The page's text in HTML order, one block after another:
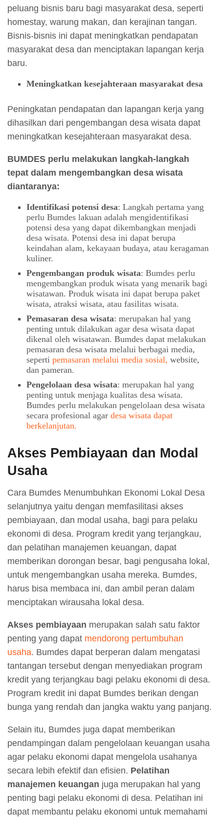
peluang bisnis baru bagi masyarakat desa, seperti
homestay, warung makan, dan kerajinan tangan.
Bisnis-bisnis ini dapat meningkatkan pendapatan
masyarakat desa dan menciptakan lapangan kerja
baru.
Meningkatkan kesejahteraan masyarakat desa
Peningkatan pendapatan dan lapangan kerja yang
dihasilkan dari pengembangan desa wisata dapat
meningkatkan kesejahteraan masyarakat desa.
BUMDES perlu melakukan langkah-langkah
tepat dalam mengembangkan desa wisata
diantaranya:
Identifikasi potensi desa: Langkah pertama yang
perlu Bumdes lakuan adalah mengidentifikasi
potensi desa yang dapat dikembangkan menjadi
desa wisata. Potensi desa ini dapat berupa
keindahan alam, kekayaan budaya, atau keragaman
kuliner.
Pengembangan produk wisata: Bumdes perlu
mengembangkan produk wisata yang menarik bagi
wisatawan. Produk wisata ini dapat berupa paket
wisata, atraksi wisata, atau fasilitas wisata.
Pemasaran desa wisata: merupakan hal yang
penting untuk dilakukan agar desa wisata dapat
dikenal oleh wisatawan. Bumdes dapat melakukan
pemasaran desa wisata melalui berbagai media,
seperti pemasaran melalui media sosial, website,
dan pameran.
Pengelolaan desa wisata: merupakan hal yang
penting untuk menjaga kualitas desa wisata.
Bumdes perlu melakukan pengelolaan desa wisata
secara profesional agar desa wisata dapat
berkelanjutan.
Akses Pembiayaan dan Modal
Usaha
Cara Bumdes Menumbuhkan Ekonomi Lokal Desa
selanjutnya yaitu dengan memfasilitasi akses
pembiayaan, dan modal usaha, bagi para pelaku
ekonomi di desa. Program kredit yang terjangkau,
dan pelatihan manajemen keuangan, dapat
memberikan dorongan besar, bagi pengusaha lokal,
untuk mengembangkan usaha mereka. Bumdes,
harus bisa membaca ini, dan ambil peran dalam
menciptakan wirausaha lokal desa.
Akses pembiayaan merupakan salah satu faktor
penting yang dapat mendorong pertumbuhan
usaha. Bumdes dapat berperan dalam mengatasi
tantangan tersebut dengan menyediakan program
kredit yang terjangkau bagi pelaku ekonomi di desa.
Program kredit ini dapat Bumdes berikan dengan
bunga yang rendah dan jangka waktu yang panjang.
Selain itu, Bumdes juga dapat memberikan
pendampingan dalam pengelolaan keuangan usaha
agar pelaku ekonomi dapat mengelola usahanya
secara lebih efektif dan efisien. Pelatihan
manajemen keuangan juga merupakan hal yang
penting bagi pelaku ekonomi di desa. Pelatihan ini
dapat membantu pelaku ekonomi untuk memahami